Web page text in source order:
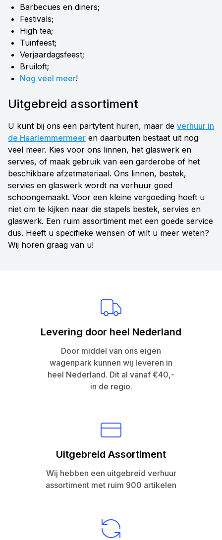
Barbecues en diners;
Festivals;
High tea;
Tuinfeest;
Verjaardagsfeest;
Bruiloft;
Nog veel meer!
Uitgebreid assortiment
U kunt bij ons een partytent huren, maar de verhuur in
de Haarlemmermeer en daarbuiten bestaat uit nog
veel meer. Kies voor ons linnen, het glaswerk en
servies, of maak gebruik van een garderobe of het
beschikbare afzetmateriaal. Ons linnen, bestek,
servies en glaswerk wordt na verhuur goed
schoongemaakt. Voor een kleine vergoeding hoeft u
niet om te kijken naar die stapels bestek, servies en
glaswerk. Een ruim assortiment met een goede service
dus. Heeft u specifieke wensen of wilt u meer weten?
Wij horen graag van u!
Levering door heel Nederland
Door middel van ons eigen
wagenpark kunnen wij leveren in
heel Nederland. Dit al vanaf €40,-
in de regio.
Uitgebreid Assortiment
Wij hebben een uitgebreid verhuur
assortiment met ruim 900 artikelen